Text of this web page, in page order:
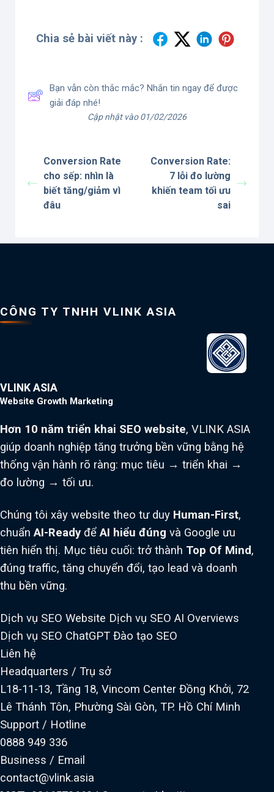
Chia sẻ bài viết này :
Bạn vẫn còn thắc mắc? Nhắn tin ngay để được
giải đáp nhé!
Cập nhật vào 01/02/2026
Conversion Rate
cho sếp: nhìn là
biết tăng/giảm vì
đâu
Conversion Rate:
7 lỗi đo lường
khiến team tối ưu
sai
CÔNG TY TNHH VLINK ASIA
VLINK ASIA
Website Growth Marketing
Hơn 10 năm triển khai SEO website, VLINK ASIA
giúp doanh nghiệp tăng trưởng bền vững bằng hệ
thống vận hành rõ ràng: mục tiêu → triển khai →
đo lường → tối ưu.
Chúng tôi xây website theo tư duy Human-First,
chuẩnAI-Ready đểAI hiểu đúng và Google ưu
tiên hiển thị. Mục tiêu cuối: trở thành Top Of Mind,
đúng traffic, tăng chuyển đổi, tạo lead và doanh
thu bền vững.
Dịch vụ SEO Website Dịch vụ SEO AI Overviews
Dịch vụ SEO ChatGPT Đào tạo SEO
Liên hệ
Headquarters / Trụ sở
L18-11-13, Tầng 18, Vincom Center Đồng Khởi, 72
Lê Thánh Tôn, Phường Sài Gòn, TP. Hồ Chí Minh
Support / Hotline
0888 949 336
Business / Email
contact@vlink.asia